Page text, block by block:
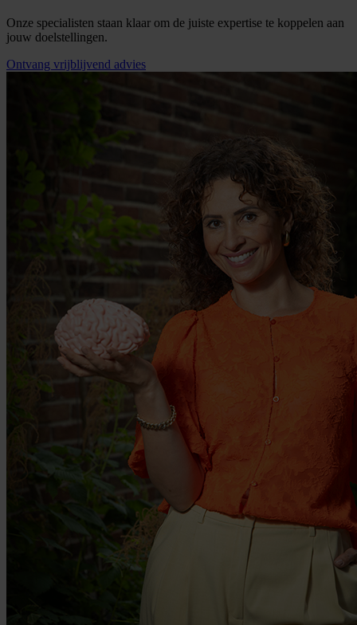
Onze specialisten staan klaar om de juiste expertise te koppelen aan
jouw doelstellingen.
Ontvang vrijblijvend advies